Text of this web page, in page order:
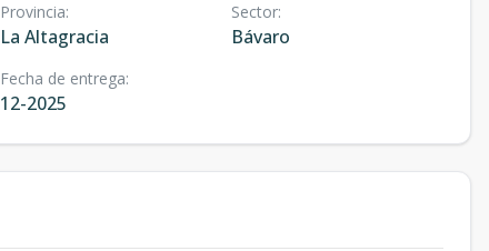
Provincia:
La Altagracia
Sector:
Bávaro
Fecha de entrega:
12-2025